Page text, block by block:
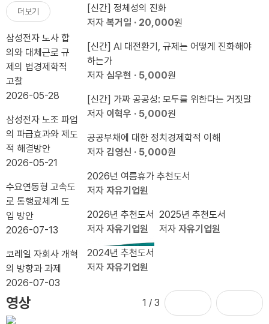
가
다
식
한다
는 거
짓말』
출간
기념
북콘
서트
즈 11
기 수
료식
의장 알..
를 필
요로
이유
열기
가 아
그것
은 다
음의
인터
넷이
스크
를 비
전에,
라이
트 형
제를
상기
가를
나
입지
력 봐
은
조 눈
배분`
더보기
삼성전자 노사 합
의와 대체근로 규
제의 법경제학적
고찰
2026-05-28
삼성전자 노조 파업
의 파급효과와 제도
적 해결방안
2026-05-21
수요연동형 고속도
로 통행료체계 도
입 방안
2026-07-13
코레일 자회사 개혁
의 방향과 과제
2026-07-03
[신간] 정체성의 진화
저자 복거일 · 20,000원
[신간] AI 대전환기, 규제는 어떻게 진화해야
하는가
저자 심우현 · 5,000원
[신간] 가짜 공공성: 모두를 위한다는 거짓말
저자 이혁우 · 5,000원
공공부채에 대한 정치경제학적 이해
저자 김영신 · 5,000원
2026년 여름휴가 추천도서
저자 자유기업원
2026년 추천도서
저자 자유기업원
2025년 추천도서
저자 자유기업원
2024년 추천도서
저자 자유기업원
영상 1 / 3